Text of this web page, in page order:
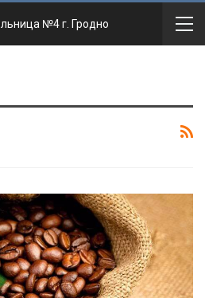
№4 г. Гродно